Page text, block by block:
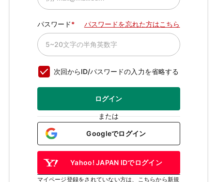
パスワード パスワードを忘れた方はこちら
次回からID/パスワードの入力を省略する
ログイン
または
Googleでログイン
Yahoo! JAPAN IDでログイン
マイページ登録をされていない方は、こちらから新規